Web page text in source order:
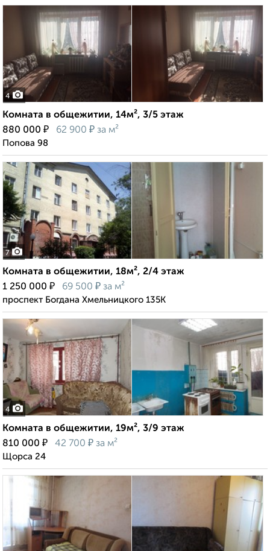
4
Комната в общежитии, 14м², 3/5 этаж
880 000 ₽ 62 900 ₽ за м²
Попова 98
7
Комната в общежитии, 18м², 2/4 этаж
1 250 000 ₽ 69 500 ₽ за м²
проспект Богдана Хмельницкого 135К
4
Комната в общежитии, 19м², 3/9 этаж
810 000 ₽ 42 700 ₽ за м²
Щорса 24